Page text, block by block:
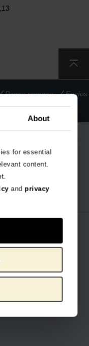
About
for essential
content.
and privacy
Pagos seguros
Envíos